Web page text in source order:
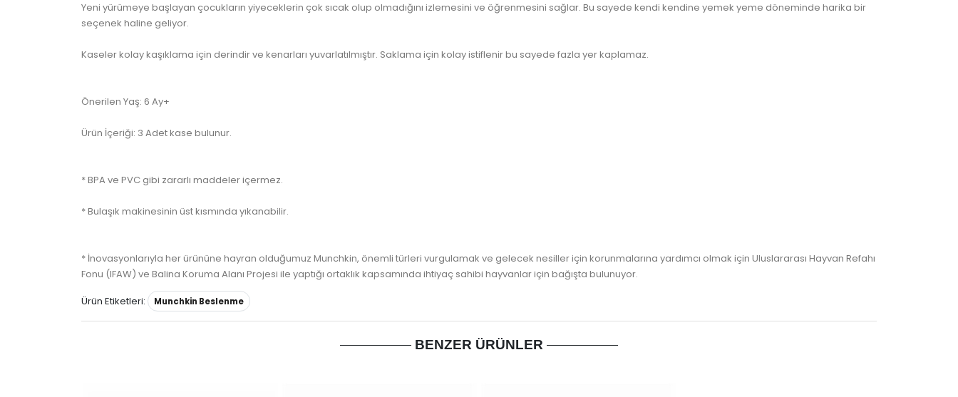
Yeni yürümeye başlayan çocukların yiyeceklerin çok sıcak olup olmadığını izlemesini ve öğrenmesini sağlar. Bu sayede kendi kendine yemek yeme döneminde harika bir
seçenek haline geliyor.
Kaseler kolay kaşıklama için derindir ve kenarları yuvarlatılmıştır. Saklama için kolay istiflenir bu sayede fazla yer kaplamaz.
Önerilen Yaş: 6 Ay+
Ürün İçeriği: 3 Adet kase bulunur.
* BPA ve PVC gibi zararlı maddeler içermez.
* Bulaşık makinesinin üst kısmında yıkanabilir.
* İnovasyonlarıyla her ürününe hayran olduğumuz Munchkin, önemli türleri vurgulamak ve gelecek nesiller için korunmalarına yardımcı olmak için Uluslararası Hayvan Refahı
Fonu (IFAW) ve Balina Koruma Alanı Projesi ile yaptığı ortaklık kapsamında ihtiyaç sahibi hayvanlar için bağışta bulunuyor.
Ürün Etiketleri:
Munchkin Beslenme
BENZER ÜRÜNLER